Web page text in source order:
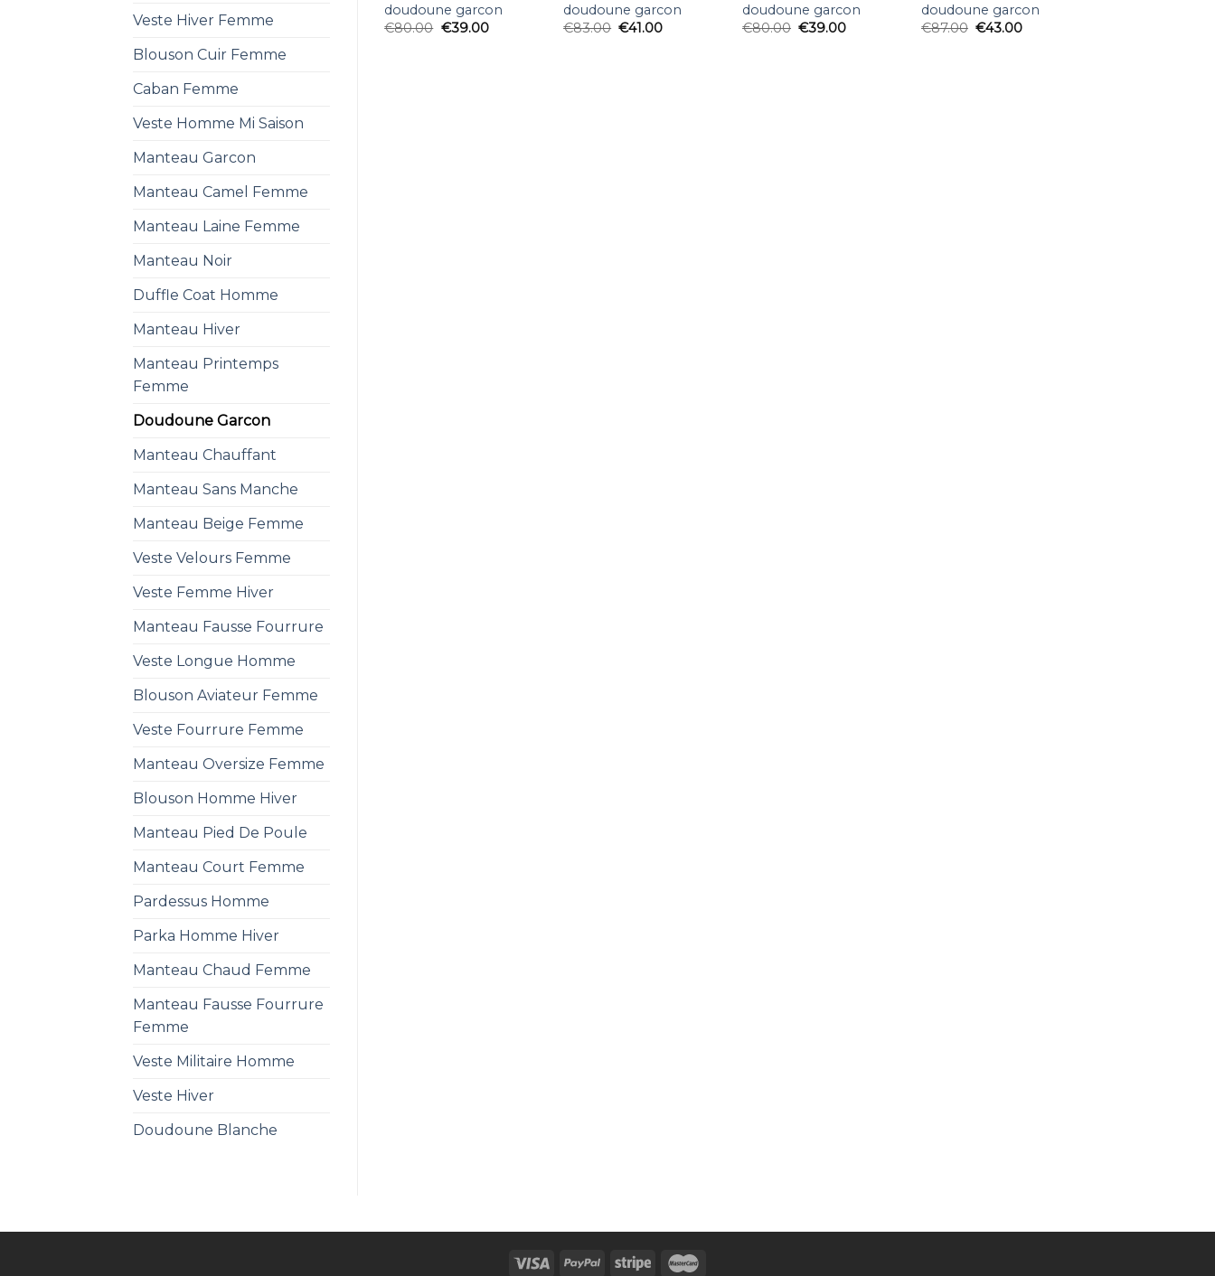
Veste Hiver Femme
Blouson Cuir Femme
Caban Femme
Veste Homme Mi Saison
Manteau Garcon
Manteau Camel Femme
Manteau Laine Femme
Manteau Noir
Duffle Coat Homme
Manteau Hiver
Manteau Printemps
Femme
Doudoune Garcon
Manteau Chauffant
Manteau Sans Manche
Manteau Beige Femme
Veste Velours Femme
Veste Femme Hiver
Manteau Fausse Fourrure
Veste Longue Homme
Blouson Aviateur Femme
Veste Fourrure Femme
Manteau Oversize Femme
Blouson Homme Hiver
Manteau Pied De Poule
Manteau Court Femme
Pardessus Homme
Parka Homme Hiver
Manteau Chaud Femme
Manteau Fausse Fourrure
Femme
Veste Militaire Homme
Veste Hiver
Doudoune Blanche
doudoune garcon
€80.00 €39.00
doudoune garcon
€83.00 €41.00
doudoune garcon
€80.00 €39.00
doudoune garcon
€87.00 €43.00